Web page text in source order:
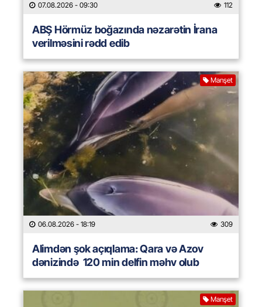
07.08.2026 - 09:30 112
ABŞ Hörmüz boğazında nəzarətin İrana
verilməsini rədd edib
Manşet
06.08.2026 - 18:19 309
Alimdən şok açıqlama: Qara və Azov
dənizində 120 min delfin məhv olub
Manşet